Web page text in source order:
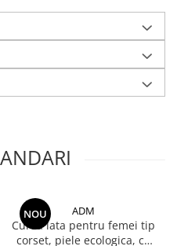
NOU ADM
Curea lata pentru femei tip
corset, piele ecologica, cu